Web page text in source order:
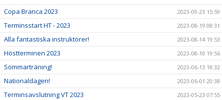
Copa Branca 2023 2023-09-23 15:59
Terminsstart HT - 2023 2023-08-19 08:31
Alla fantastiska instruktörer! 2023-08-14 19:53
Höstterminen 2023 2023-08-10 19:56
Sommarträning! 2023-06-13 18:32
Nationaldagen! 2023-06-01 20:38
Terminsavslutning VT 2023 2023-05-23 07:55